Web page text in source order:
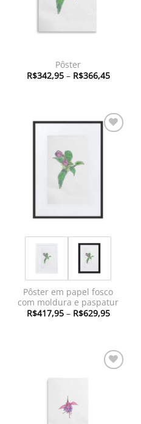
Pôster
R$342,95 – R$366,45Faixa
de
R$366,45
Pôster em papel fosco
com moldura e paspatur
R$417,95 – R$629,95Faixa
R$629,95